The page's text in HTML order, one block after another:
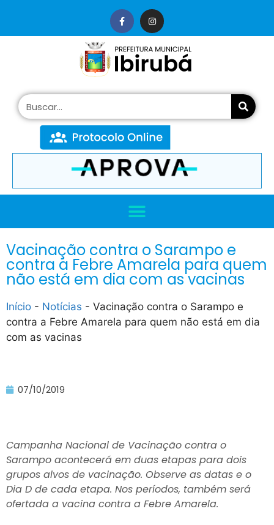
Vacinação contra o Sarampo e
contra a Febre Amarela para quem
não está em dia com as vacinas
Início - Notícias - Vacinação contra o Sarampo e
contra a Febre Amarela para quem não está em dia
com as vacinas
07/10/2019
Campanha Nacional de Vacinação contra o
Sarampo acontecerá em duas etapas para dois
grupos alvos de vacinação. Observe as datas e o
Dia D de cada etapa. Nos períodos, também será
ofertada a vacina contra a Febre Amarela.